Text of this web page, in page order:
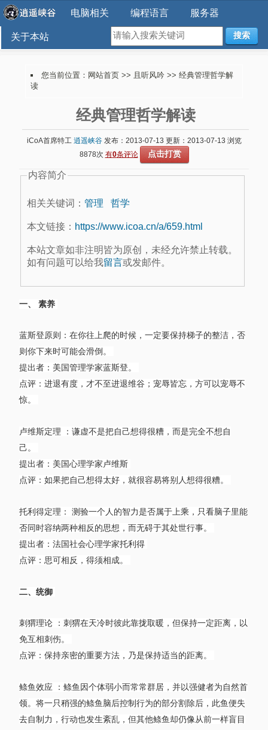
电脑相关 编程语言 服务器
关于本站 搜索
您当前位置： 网站首页 >> 且听风吟 >> 经典管理哲学解
读
经典管理哲学解读
iCoA首席特工 逍遥峡谷发布：2013-07-13 更新：2013-07-13 浏览
8878次 有0条评论 点击打赏
内容简介
相关关键词： 管理 哲学
本文链接： https://www.icoa.cn/a/659.html
本站文章如非注明皆为原创，未经允许禁止转载。
如有问题可以给我留言或发邮件。
一、 素养
蓝斯登原则：在你往上爬的时候，一定要保持梯子的整洁，否
则你下来时可能会滑倒。
提出者：美国管理学家蓝斯登。
点评：进退有度，才不至进退维谷；宠辱皆忘，方可以宠辱不
惊。
卢维斯定理 ：谦虚不是把自己想得很糟，而是完全不想自
己。
提出者：美国心理学家卢维斯
点评：如果把自己想得太好，就很容易将别人想得很糟。
托利得定理： 测验一个人的智力是否属于上乘，只看脑子里能
否同时容纳两种相反的思想，而无碍于其处世行事。
提出者：法国社会心理学家托利得
点评：思可相反，得须相成。
二、统御
刺猬理论 ：刺猬在天冷时彼此靠拢取暖，但保持一定距离，以
免互相刺伤。
点评：保持亲密的重要方法，乃是保持适当的距离。
鲦鱼效应 ：鲦鱼因个体弱小而常常群居，并以强健者为自然首
领。将一只稍强的鲦鱼脑后控制行为的部分割除后，此鱼便失
去自制力，行动也发生紊乱，但其他鲦鱼却仍像从前一样盲目